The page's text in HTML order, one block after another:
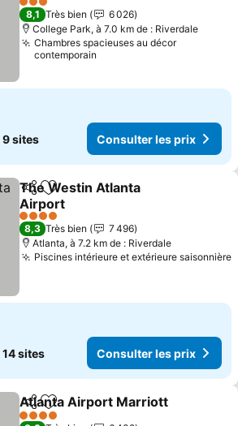
3 Étoiles
8,1 Très bien
6 026
College Park, à 7.0 km de : Riverdale
Chambres spacieuses au décor
contemporain
9 sites Consulter les prix
PartagerAjouter à mes favoris
The Westin Atlanta
Airport
4 Étoiles
8,3 Très bien
7 496
Atlanta, à 7.2 km de : Riverdale
Piscines intérieure et extérieure saisonnière
14 sites Consulter les prix
PartagerAjouter à mes favoris
Atlanta Airport Marriott
4 Étoiles